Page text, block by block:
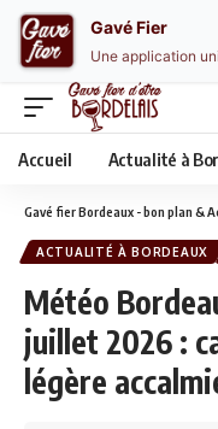
Accueil Actualité à
Gavé fier Bordeaux - bon plan &
ACTUALITÉ À BORDEAUX
Météo
juillet 2026 :
légère
Gavé Fier
Une application